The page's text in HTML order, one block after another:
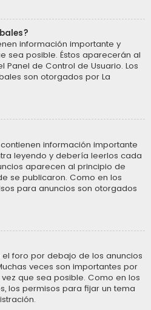
información importante y
sea posible. Éstos aparecerán al
de Control de Usuario. Los
son otorgados por La
información importante
leyendo y debería leerlos cada
aparecen al principio de
se publicaron. Como en los
para anuncios son otorgados
foro por debajo de los anuncios
veces son importantes por
que sea posible. Como en los
los permisos para fijar un tema